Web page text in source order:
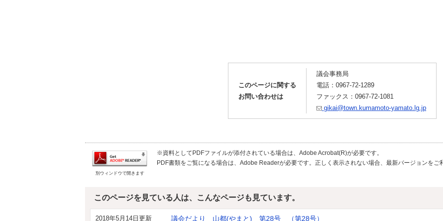
このページに関する
お問い合わせは
議会事務局
電話： 0967-72-1289
ファックス：0967-72-1081
gikai@town.kumamoto-yamato.lg.jp
別ウィンドウで開きます
※資料としてPDFファイルが添付されている場合は、Adobe Acrobat(R)が必要です。
PDF書類をご覧になる場合は、Adobe Readerが必要です。正しく表示されない場合、最新バージョンをご
このページを見ている人は、こんなページも見ています。
2018年5月14日更新 議会だより 山都(やまと) 第28号 （第28号）